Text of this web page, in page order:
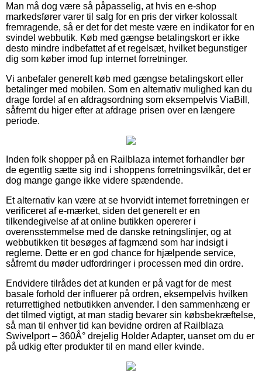
Man må dog være så påpasselig, at hvis en e-shop
markedsfører varer til salg for en pris der virker kolossalt
fremragende, så er det for det meste være en indikator for en
svindel webbutik. Køb med gængse betalingskort er ikke
desto mindre indbefattet af et regelsæt, hvilket begunstiger
dig som køber imod fup internet forretninger.
Vi anbefaler generelt køb med gængse betalingskort eller
betalinger med mobilen. Som en alternativ mulighed kan du
drage fordel af en afdragsordning som eksempelvis ViaBill,
såfremt du higer efter at afdrage prisen over en længere
periode.
Inden folk shopper på en Railblaza internet forhandler bør
de egentlig sætte sig ind i shoppens forretningsvilkår, det er
dog mange gange ikke videre spændende.
Et alternativ kan være at se hvorvidt internet forretningen er
verificeret af e-mærket, siden det generelt er en
tilkendegivelse af at online butikken opererer i
overensstemmelse med de danske retningslinjer, og at
webbutikken tit besøges af fagmænd som har indsigt i
reglerne. Dette er en god chance for hjælpende service,
såfremt du møder udfordringer i processen med din ordre.
Endvidere tilrådes det at kunden er på vagt for de mest
basale forhold der influerer på ordren, eksempelvis hvilken
returrettighed netbutikken anvender. I den sammenhæng er
det tilmed vigtigt, at man stadig bevarer sin købsbekræftelse,
så man til enhver tid kan bevidne ordren af Railblaza
Swivelport – 360Â° drejelig Holder Adapter, uanset om du er
på udkig efter produkter til en mand eller kvinde.